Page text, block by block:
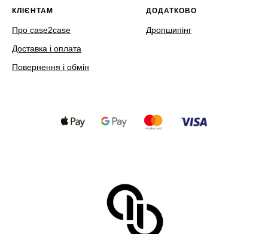
КЛІЄНТАМ
Про case2case
Доставка і оплата
Повернення і обмін
ДОДАТКОВО
Дропшипінг